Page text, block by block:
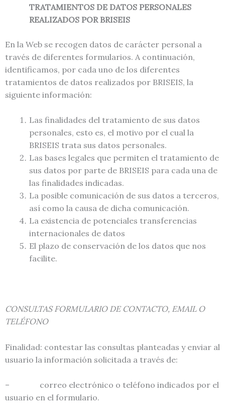
TRATAMIENTOS DE DATOS PERSONALES
REALIZADOS POR BRISEIS
En la Web se recogen datos de carácter personal a
través de diferentes formularios. A continuación,
identificamos, por cada uno de los diferentes
tratamientos de datos realizados por BRISEIS, la
siguiente información:
Las finalidades del tratamiento de sus datos
personales, esto es, el motivo por el cual la
BRISEIS trata sus datos personales.
Las bases legales que permiten el tratamiento de
sus datos por parte de BRISEIS para cada una de
las finalidades indicadas.
La posible comunicación de sus datos a terceros,
así como la causa de dicha comunicación.
La existencia de potenciales transferencias
internacionales de datos
El plazo de conservación de los datos que nos
facilite.
CONSULTAS FORMULARIO DE CONTACTO, EMAIL O
TELÉFONO
Finalidad: contestar las consultas planteadas y enviar al
usuario la información solicitada a través de:
– correo electrónico o teléfono indicados por el
usuario en el formulario.